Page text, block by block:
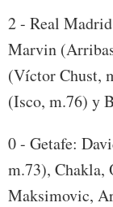
2 - Real
Marvin
(Víctor Chust,
(Isco, m.76) y
0 - Getafe:
m.73),
Maksimovic,